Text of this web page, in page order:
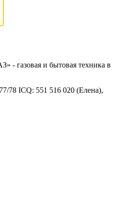
газовая и бытовая техника в
78 ICQ: 551 516 020 (Елена),